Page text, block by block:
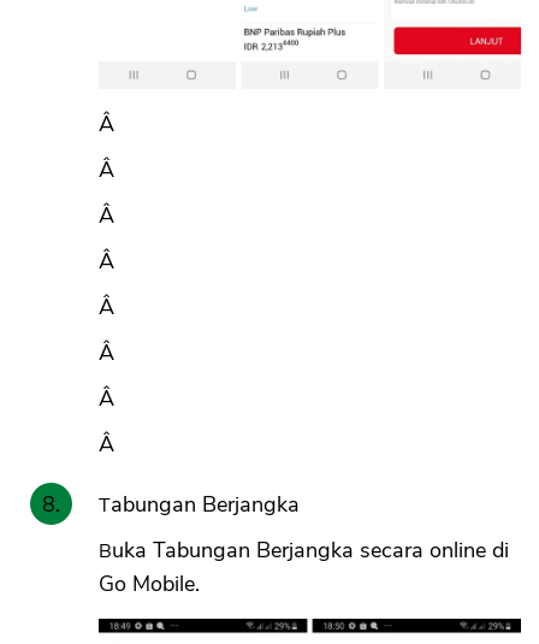
Â
Â
Â
Â
Â
Â
Â
Â
Tabungan Berjangka
Buka Tabungan Berjangka secara online di
Go Mobile.